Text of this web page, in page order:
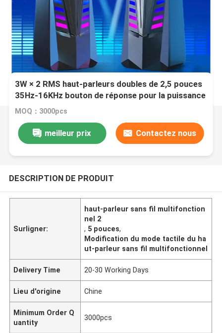
3W × 2 RMS haut-parleurs doubles de 2,5 pouces
35Hz-16KHz bouton de réponse pour la puissance
/ le volume Mode tactile Commutation des effets
lumineux personnalisables
MOQ：3000pcs
meilleur prix Contactez nous
DESCRIPTION DE PRODUIT
Surligner:
haut-parleur sans fil multifonction
nel 2
, 5 pouces,
Modification du mode tactile du ha
ut-parleur sans fil multifonctionnel
Delivery Time 20-30 Working Days
Lieu d'origine Chine
Minimum Order Q
uantity
3000pcs